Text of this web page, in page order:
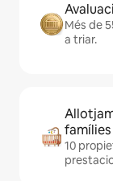
Més de
a triar.
famílies
10